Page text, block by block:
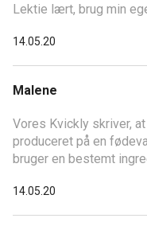
Lektie lært, brug min
14.05.20
Malene
Vores Kvickly skriver,
produceret på en
bruger en bestemt
14.05.20